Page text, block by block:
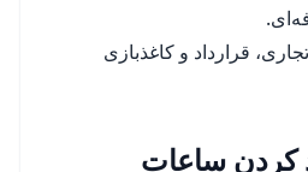
قرارداد و کاغذبازی
کردن ساعات